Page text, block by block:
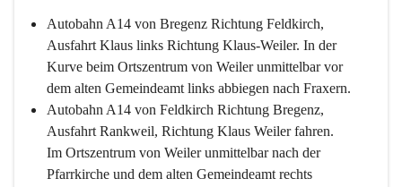
Autobahn A14 von Bregenz Richtung Feldkirch,
Ausfahrt Klaus links Richtung Klaus-Weiler. In der
Kurve beim Ortszentrum von Weiler unmittelbar vor
dem alten Gemeindeamt links abbiegen nach Fraxern.
Autobahn A14 von Feldkirch Richtung Bregenz,
Ausfahrt Rankweil, Richtung Klaus Weiler fahren.
Im Ortszentrum von Weiler unmittelbar nach der
Pfarrkirche und dem alten Gemeindeamt rechts